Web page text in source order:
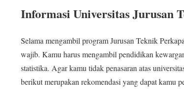
Informasi Universitas Jurusan
Selama mengambil program Jurusan Teknik
wajib. Kamu harus mengambil pendidikan
statistika. Agar kamu tidak penasaran atas
berikut merupakan rekomendasi yang dapat kamu